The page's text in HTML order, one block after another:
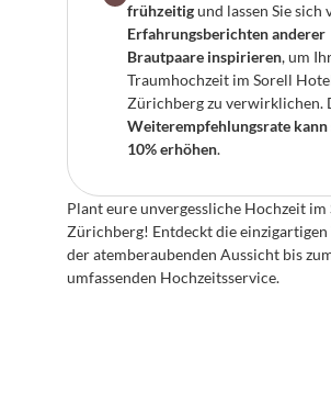
frühzeitig
Erfahrungsberichten anderer
Brautpaare inspirieren, um
Traumhochzeit im Sorell
Weiterempfehlungsrate kann
10% erhöhen.
Plant eure unvergessliche Hochzeit
Zürichberg! Entdeckt die
der atemberaubenden Aussicht bis
umfassenden Hochzeitsservice.